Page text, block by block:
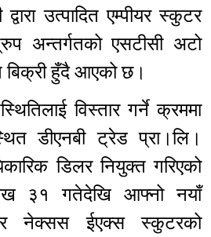
उत्पादित एम्पीयर स्कुटर
अन्तर्गतको एसटीसी अटो
बिक्री हुँदै आएको छ।
विस्तार गर्ने क्रममा
डीएनबी ट्रेड प्रा।लि।
डिलर नियुक्त गरिएको
३१ गतेदेखि आफ्नो नयाँ
नेक्सस ईएक्स स्कुटरको